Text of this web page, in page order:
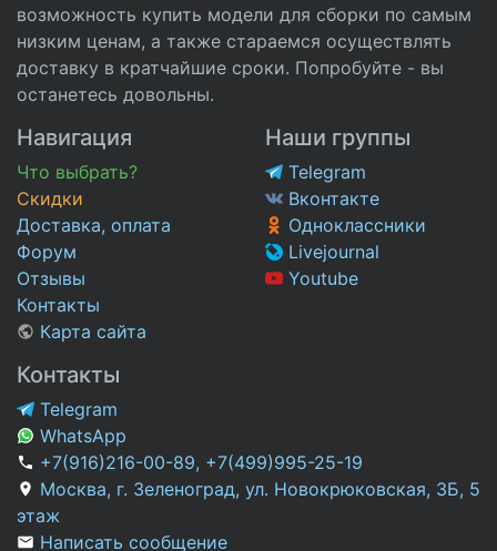
возможность купить модели для сборки по самым
низким ценам, а также стараемся осуществлять
доставку в кратчайшие сроки. Попробуйте - вы
останетесь довольны.
Навигация
Что выбрать?
Скидки
Доставка, оплата
Форум
Отзывы
Контакты
Карта сайта
Наши группы
Telegram
Вконтакте
Одноклассники
Livejournal
Youtube
Контакты
Telegram
WhatsApp
+7(916)216-00-89, +7(499)995-25-19
Москва, г. Зеленоград, ул. Новокрюковская, 3Б, 5
этаж
Написать сообщение